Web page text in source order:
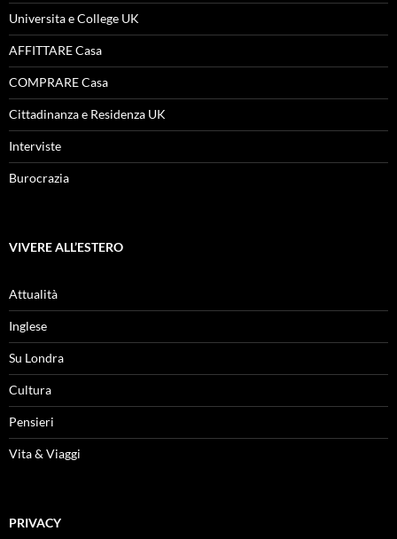
Universita e College UK
AFFITTARE Casa
COMPRARE Casa
Cittadinanza e Residenza UK
Interviste
Burocrazia
VIVERE ALL’ESTERO
Attualità
Inglese
Su Londra
Cultura
Pensieri
Vita & Viaggi
PRIVACY